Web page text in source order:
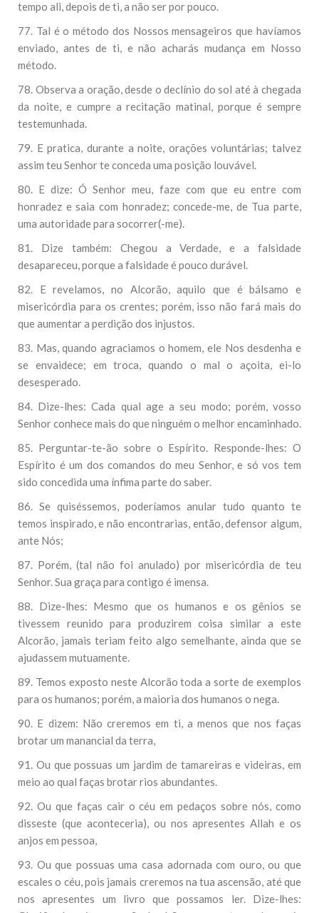
tempo ali, depois de ti, a não ser por pouco.
77. Tal é o método dos Nossos mensageiros que havíamos
enviado, antes de ti, e não acharás mudança em Nosso
método.
78. Observa a oração, desde o declínio do sol até à chegada
da noite, e cumpre a recitação matinal, porque é sempre
testemunhada.
79. E pratica, durante a noite, orações voluntárias; talvez
assim teu Senhor te conceda uma posição louvável.
80. E dize: Ó Senhor meu, faze com que eu entre com
honradez e saia com honradez; concede-me, de Tua parte,
uma autoridade para socorrer(-me).
81. Dize também: Chegou a Verdade, e a falsidade
desapareceu, porque a falsidade é pouco durável.
82. E revelamos, no Alcorão, aquilo que é bálsamo e
misericórdia para os crentes; porém, isso não fará mais do
que aumentar a perdição dos injustos.
83. Mas, quando agraciamos o homem, ele Nos desdenha e
se envaidece; em troca, quando o mal o açoita, ei-lo
desesperado.
84. Dize-lhes: Cada qual age a seu modo; porém, vosso
Senhor conhece mais do que ninguém o melhor encaminhado.
85. Perguntar-te-ão sobre o Espírito. Responde-lhes: O
Espírito é um dos comandos do meu Senhor, e só vos tem
sido concedida uma ínfima parte do saber.
86. Se quiséssemos, poderíamos anular tudo quanto te
temos inspirado, e não encontrarias, então, defensor algum,
ante Nós;
87. Porém, (tal não foi anulado) por misericórdia de teu
Senhor. Sua graça para contigo é imensa.
88. Dize-lhes: Mesmo que os humanos e os gênios se
tivessem reunido para produzirem coisa similar a este
Alcorão, jamais teriam feito algo semelhante, ainda que se
ajudassem mutuamente.
89. Temos exposto neste Alcorão toda a sorte de exemplos
para os humanos; porém, a maioria dos humanos o nega.
90. E dizem: Não creremos em ti, a menos que nos faças
brotar um manancial da terra,
91. Ou que possuas um jardim de tamareiras e videiras, em
meio ao qual faças brotar rios abundantes.
92. Ou que faças cair o céu em pedaços sobre nós, como
disseste (que aconteceria), ou nos apresentes Allah e os
anjos em pessoa,
93. Ou que possuas uma casa adornada com ouro, ou que
escales o céu, pois jamais creremos na tua ascensão, até que
nos apresentes um livro que possamos ler. Dize-lhes: